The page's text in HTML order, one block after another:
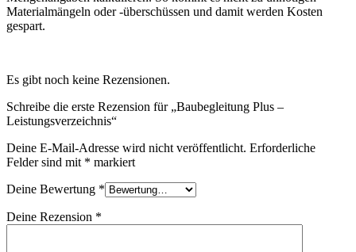
Materialmängeln oder -überschüssen und damit werden Kosten
gespart.
Es gibt noch keine Rezensionen.
Schreibe die erste Rezension für „Baubegleitung Plus –
Leistungsverzeichnis“
Deine E-Mail-Adresse wird nicht veröffentlicht. Erforderliche
Felder sind mit * markiert
Deine Bewertung *
Deine Rezension *